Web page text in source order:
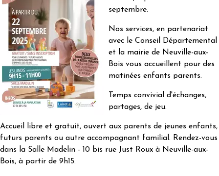
septembre.
Nos services, en partenariat
avec le Conseil Départemental
et la mairie de Neuville-aux-
Bois vous accueillent pour des
matinées enfants parents.
Temps convivial d'échanges,
partages, de jeu.
Accueil libre et gratuit, ouvert aux parents de jeunes enfants,
futurs parents ou autre accompagnant familial. Rendez-vous
dans la Salle Madelin - 10 bis rue Just Roux à Neuville-aux-
Bois, à partir de 9h15.